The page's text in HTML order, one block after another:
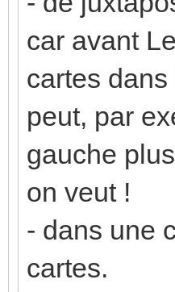
car avant
cartes
peut, par
gauche
on veut !
- dans une
cartes.